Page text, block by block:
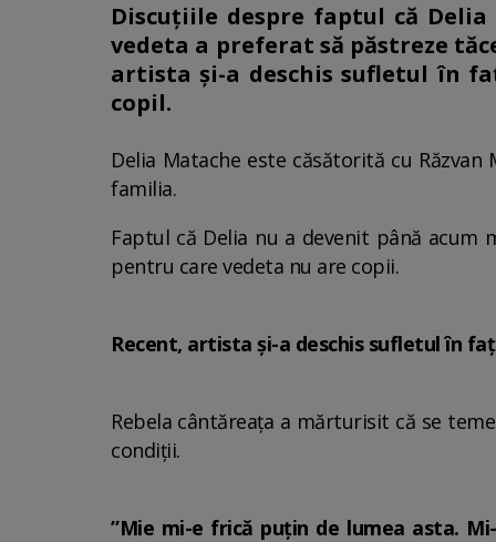
Discuțiile despre faptul că
vedeta a preferat să păstreze
artista și-a deschis sufletul în
copil.
Delia Matache este căsătorită cu
familia.
Faptul că Delia nu a devenit până
pentru care vedeta nu are copii.
Recent, artista și-a deschis sufletul în
Rebela cântăreața a mărturisit că se
condiții.
”Mie mi-e frică puțin de lumea asta.